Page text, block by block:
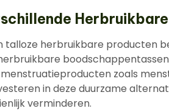
talloze herbruikbare producten
zoals
in deze duurzame
verminderen.